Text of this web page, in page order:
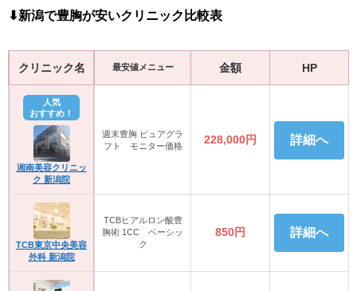
⬇︎新潟で豊胸が安いクリニック比較表
クリニック名 最安値メニュー 金額 HP
人気
おすすめ！
湘南美容クリニッ
ク 新潟院
週末豊胸 ピュアグラ
フト モニター価格
228,000円 詳細へ
TCB東京中央美容
外科 新潟院
TCBヒアルロン酸豊
胸術 1CC ベーシッ
ク
850円 詳細へ